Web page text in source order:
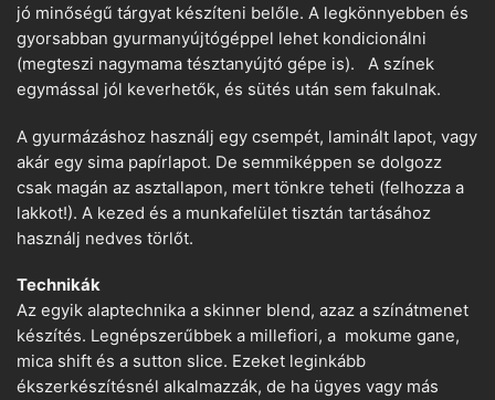
jó minőségű tárgyat készíteni belőle. A legkönnyebben és
gyorsabban gyurmanyújtógéppel lehet kondicionálni
(megteszi nagymama tésztanyújtó gépe is). A színek
egymással jól keverhetők, és sütés után sem fakulnak.
A gyurmázáshoz használj egy csempét, laminált lapot, vagy
akár egy sima papírlapot. De semmiképpen se dolgozz
csak magán az asztallapon, mert tönkre teheti (felhozza a
lakkot!). A kezed és a munkafelület tisztán tartásához
használj nedves törlőt.
Technikák
Az egyik alaptechnika a skinner blend, azaz a színátmenet
készítés. Legnépszerűbbek a millefiori, a mokume gane,
mica shift és a sutton slice. Ezeket leginkább
ékszerkészítésnél alkalmazzák, de ha ügyes vagy más